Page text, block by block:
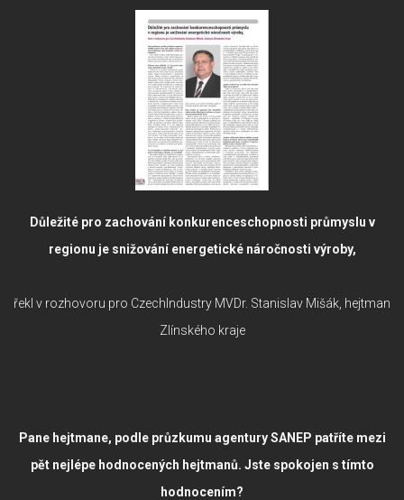
Důležité pro zachování konkurenceschopnosti průmyslu v
regionu je snižování energetické náročnosti výroby,
řekl v rozhovoru pro CzechIndustry MVDr. Stanislav Mišák, hejtman
Zlínského kraje
Pane hejtmane, podle průzkumu agentury SANEP patříte mezi
pět nejlépe hodnocených hejtmanů. Jste spokojen s tímto
hodnocením?